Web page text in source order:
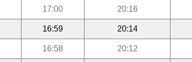
17:00 20:16
16:59 20:14
16:58 20:12